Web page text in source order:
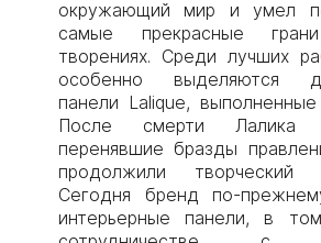
окружающий мир и умел
самые прекрасные
творениях. Среди лучших
особенно выделяются
панели Lalique, выполненные
После смерти Лалика
перенявшие бразды
продолжили
Сегодня бренд по-
интерьерные панели, в